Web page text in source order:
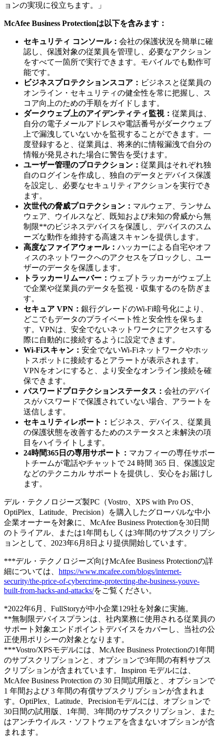
ョンの実現に役立ちます。」
McAfee Business Protectionは以下を含みます：
セキュリティ コンソール： 会社の保護状況を簡単に確
認し、保護対象の従業員を管理し、必要なアクション
をすべて一箇所で実行できます。モバイルでも動作可
能です。
ビジネスプロテクションスコア： ビジネスと従業員の
オンライン・セキュリティの健全性を常に把握し、ス
コア向上のための手順をガイドします。
ダークウェブ上のアイデンティティ監視： 従業員は、
自分の電子メールアドレスや電話番号がダークウェブ
上で漏洩していないかを監視することができます。一
度登録すると、従業員は、将来的に情報漏洩で自分の
情報が発見された場合に警告を受けます。
ユーザー管理のプロテクション： 従業員はそれぞれ独
自のログインを作成し、独自のデータとデバイス保護
を設定し、必要なセキュリティアクションを実行でき
ます。
次世代の脅威プロテクション： マルウェア、ランサム
ウェア、ウイルスなど、既知および未知の脅威から無
制限**のビジネスデバイスを保護し、デバイスのスム
ーズな動作を維持する高速スキャンを提供します。
高度なファイアウォール： ハッカーによる自宅やオフ
ィスのネットワークへのアクセスをブロックし、ユー
ザーのデータを保護します。
トラッカーリムーバー： ウェブトラッカーがウェブ上
で企業や従業員のデータを監視・収集するのを防ぎま
す。
セキュア VPN： 銀行グレードのWi-Fi暗号化により、
どこでもデータのプライベート性と安全性を保ちま
す。VPNは、安全でないネットワークにアクセスする
際に自動的に接続するように設定できます。
Wi-Fiスキャン： 安全でないWi-Fiネットワークやホッ
トスポットに接続するとアラートが表示されます。
VPNをオンにすると、より安全なオンライン接続を確
保できます。
パスワードプロテクションステータス： 会社のデバイ
スがパスワードで保護されていない場合、アラートを
送信します。
セキュリティレポート： ビジネス、デバイス、従業員
の保護状態を改善するためのステータスと未解決の項
目をハイライトします。
24時間365日の専用サポート： マカフィーの専任サポー
トチームが電話やチャットで 24 時間 365 日、保護設定
などのテクニカル サポートを提供し、安心をお届けし
ます。
デル・テクノロジーズ製PC（Vostro、XPS with Pro OS、
OptiPlex、Latitude、Precision）を購入したグローバルな中小
企業オーナーを対象に、McAfee Business Protectionを30日間
のトライアル、または1年間もしくは3年間のサブスクリプシ
ョンとして、2023年6月8日より提供開始しています。
***デル・テクノロジーズ向けMcAfee Business Protectionの詳
細については、 https://www.mcafee.com/blogs/internet-
security/the-price-of-cybercrime-protecting-the-business-youve-
built-from-hacks-and-attacks/をご覧ください。
*2022年6月、FullStoryが中小企業129社を対象に実施。
**無制限デバイスプランは、社内業務に使用される従業員の
サポート対象エンドポイントデバイスをカバーし、当社の公
正使用ポリシーの対象となります。
***Vostro/XPSモデルには、McAfee Business Protectionの1年間
のサブスクリプションと、オプションで3年間の有料サブス
クリプションが含まれています。Inspiron モデルには、
McAfee Business Protection の 30 日間試用版と、オプションで
1 年間および 3 年間の有償サブスクリプションが含まれま
す。OptiPlex、Latitude、Precisionモデルには、オプションで
30日間の試用版、1年間、3年間のサブスクリプション、また
はアンチウイルス・ソフトウェアを含まないオプションが含
まれます。